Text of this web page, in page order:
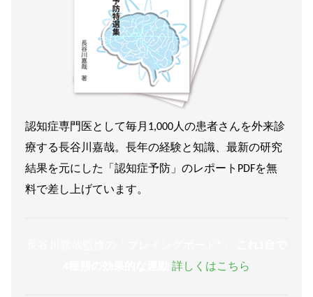
認知症専門医として毎月1,000人の患者さんを外来診
療する長谷川嘉哉。長年の経験と知識、最新の研究
結果を元にした「認知症予防」のレポートPDFを無
料で差し上げています。
詳しくはこちら